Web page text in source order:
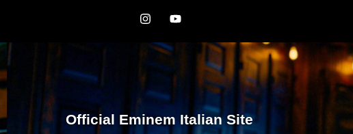
Official Eminem Italian Site